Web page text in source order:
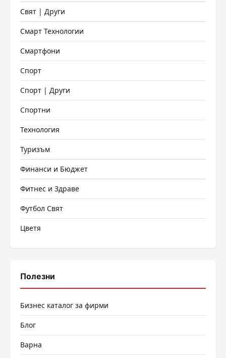
Свят | Други
Смарт Технологии
Смартфони
Спорт
Спорт | Други
Спортни
Технология
Туризъм
Финанси и Бюджет
Фитнес и Здраве
Футбол Свят
Цветя
Полезни
Бизнес каталог за фирми
Блог
Варна